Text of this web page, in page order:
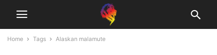
Home Tags Alaskan malamute